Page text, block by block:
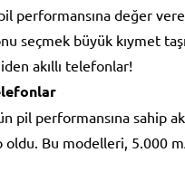
pil performansına değer
seçmek büyük kıymet
akıllı telefonlar!
pil performansına sahip
Bu modelleri, 5.000